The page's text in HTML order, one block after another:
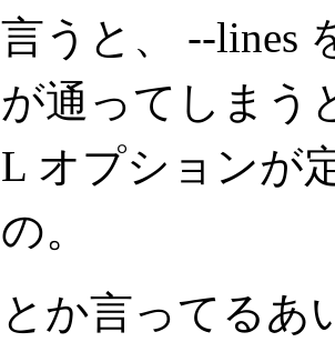
言うと、 --lines
が通ってしまう
L オプションが
の。
とか言ってるあ